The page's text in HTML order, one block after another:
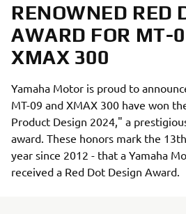
RENOWNED RED
AWARD FOR MT-
XMAX 300
Yamaha Motor is proud to
MT-09 and XMAX 300 have won
Product Design 2024," a
award. These honors mark the
year since 2012 - that a Yamaha
received a Red Dot Design Award.